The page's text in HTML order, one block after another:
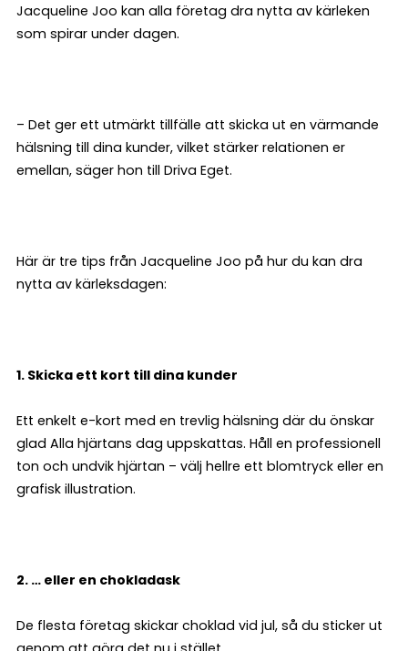
Jacqueline Joo kan alla företag dra nytta av kärleken
som spirar under dagen.
– Det ger ett utmärkt tillfälle att skicka ut en värmande
hälsning till dina kunder, vilket stärker relationen er
emellan, säger hon till Driva Eget.
Här är tre tips från Jacqueline Joo på hur du kan dra
nytta av kärleksdagen:
1. Skicka ett kort till dina kunder
Ett enkelt e-kort med en trevlig hälsning där du önskar
glad Alla hjärtans dag uppskattas. Håll en professionell
ton och undvik hjärtan – välj hellre ett blomtryck eller en
grafisk illustration.
2. … eller en chokladask
De flesta företag skickar choklad vid jul, så du sticker ut